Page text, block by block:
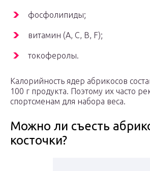
фосфолипиды;
витамин (А, С, В, F);
токоферолы.
Калорийность ядер абрикосов
100 г продукта. Поэтому их часто
спортсменам для набора веса.
Можно ли съесть
косточки?